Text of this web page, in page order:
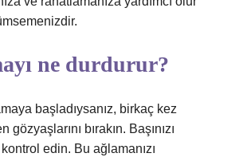
ne durdurur?
başladıysanız, birkaç kez
gözyaşlarını bırakın. Başınızı
kontrol edin. Bu ağlamanızı